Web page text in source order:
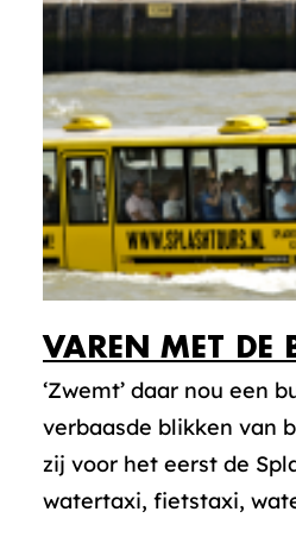
VAREN MET DE
‘Zwemt’ daar nou een
verbaasde blikken van
zij voor het eerst de
watertaxi, fietstaxi,